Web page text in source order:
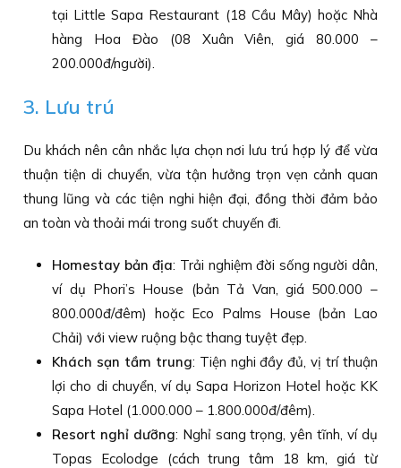
tại Little Sapa Restaurant (18 Cầu Mây) hoặc Nhà
hàng Hoa Đào (08 Xuân Viên, giá 80.000 –
200.000đ/người).
3. Lưu trú
Du khách nên cân nhắc lựa chọn nơi lưu trú hợp lý để vừa
thuận tiện di chuyển, vừa tận hưởng trọn vẹn cảnh quan
thung lũng và các tiện nghi hiện đại, đồng thời đảm bảo
an toàn và thoải mái trong suốt chuyến đi.
Homestay bản địa: Trải nghiệm đời sống người dân,
ví dụ Phori’s House (bản Tả Van, giá 500.000 –
800.000đ/đêm) hoặc Eco Palms House (bản Lao
Chải) với view ruộng bậc thang tuyệt đẹp.
Khách sạn tầm trung: Tiện nghi đầy đủ, vị trí thuận
lợi cho di chuyển, ví dụ Sapa Horizon Hotel hoặc KK
Sapa Hotel (1.000.000 – 1.800.000đ/đêm).
Resort nghỉ dưỡng: Nghỉ sang trọng, yên tĩnh, ví dụ
Topas Ecolodge (cách trung tâm 18 km, giá từ